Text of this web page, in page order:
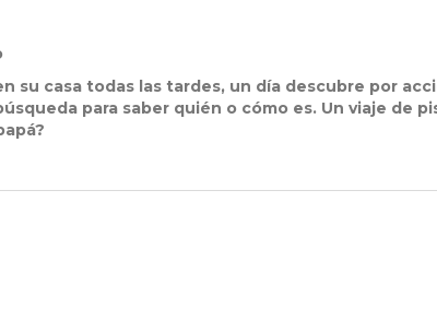
su casa todas las tardes, un día descubre por
para saber quién o cómo es. Un viaje de